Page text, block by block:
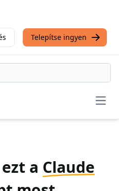
Telepítse ingyen
a Claude